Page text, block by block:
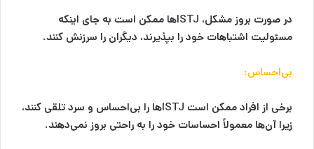
در صورت بروز مشکل، ISTJها ممکن است به جای اینکه
مسئولیت اشتباهات خود را بپذیرند، دیگران را سرزنش کنند.
بی‌احساس:
برخی از افراد ممکن است ISTJها را بی‌احساس و سرد تلقی کنند،
زیرا آن‌ها معمولاً احساسات خود را به راحتی بروز نمی‌دهند.